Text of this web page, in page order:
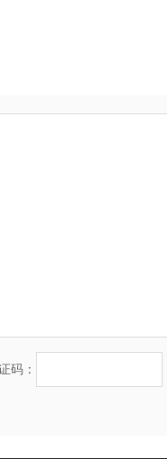
码：